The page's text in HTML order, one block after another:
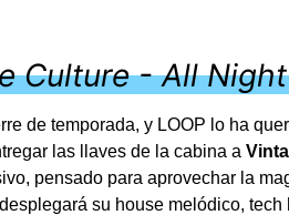
Culture - All
de temporada, y LOOP lo ha
las llaves de la cabina a
pensado para aprovechar la
su house melódico,